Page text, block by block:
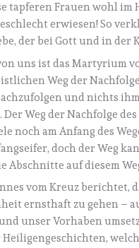
tapferen Frauen wohl im
erwiesen! So
der bei Gott und in der
uns ist das Martyrium
Weg der
und nichts
. Der Weg der Nachfolge
noch am Anfang des
doch der Weg
Abschnitte auf diesem
vom Kreuz berichtet,
ernsthaft zu gehen –
unser Vorhaben
Heiligengeschichten,